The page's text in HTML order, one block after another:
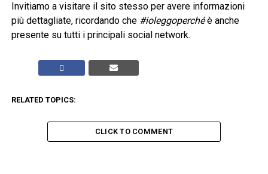
Invitiamo a visitare il sito stesso per avere informazioni
più dettagliate, ricordando che #ioleggoperchéè anche
presente su tutti i principali social network.
RELATED TOPICS:
CLICK TO COMMENT